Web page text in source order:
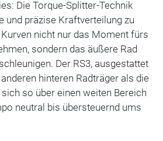
Die Torque-Splitter-Technik
und präzise Kraftverteilung zu
Kurven nicht nur das Moment fürs
sondern das äußere Rad
Der RS3, ausgestattet
hinteren Radträger als die
so über einen weiten Bereich
neutral bis übersteuernd ums